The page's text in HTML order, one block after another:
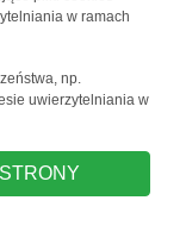
w ramach
np.
uwierzytelniania w